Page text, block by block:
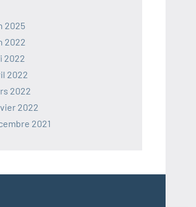
2025
2022
2022
2022
2022
2022
2021